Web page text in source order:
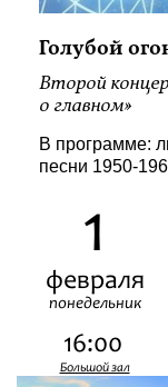
Голубой
Второй
о главном»
В программе:
песни 1950-
1
февраля
понедельник
16:00
Большой зал